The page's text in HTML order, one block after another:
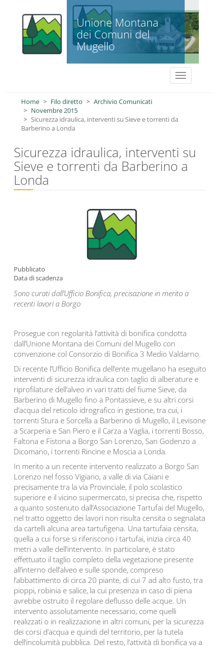
Salta al contenuto principale
Unione Montana
dei Comuni del
Mugello
Toggle
navigation
Home
Filo diretto
Archivio Comunicati
Novembre 2015
Sicurezza idraulica, interventi su Sieve e torrenti da
Barberino a Londa
Sicurezza idraulica, interventi su
Sieve e torrenti da Barberino a
Londa
Pubblicato
Data di scadenza
Sono curati dall’Ufficio Bonifica, precisazione in merito a
recenti lavori a Borgo
Prosegue con regolarità l’attività di bonifica condotta
dall’Unione Montana dei Comuni del Mugello con
convenzione col Consorzio di Bonifica 3 Medio Valdarno.
Di recente l’Ufficio Bonifica dell’ente mugellano ha eseguito
interventi di sicurezza idraulica con taglio di alberature e
riprofilature dell’alveo in vari tratti del fiume Sieve, da
Barberino di Mugello fino a Pontassieve, e su altri corsi
d’acqua del reticolo idrografico in gestione, tra cui, i
torrenti Stura e Sorcella a Barberino di Mugello, il Levisone
a Scarperia e San Piero e il Carza a Vaglia, i torrenti Bosso,
Faltona e Fistona a Borgo San Lorenzo, San Godenzo a
Dicomano, i torrenti Rincine e Moscia a Londa.
In merito a un recente intervento realizzato a Borgo San
Lorenzo nel fosso Vigiano, a valle di via Caiani e
precisamente tra la via Provinciale, il polo scolastico
superiore e il vicino supermercato, si precisa che, rispetto
a quanto sostenuto dall’Associazione Tartufai del Mugello,
nel tratto oggetto dei lavori non risulta censita o segnalata
da cartelli alcuna area tartufigena. Una tartufaia censita,
quella a cui forse si riferiscono i tartufai, inizia circa 40
metri a valle dell’intervento. In particolare, è stato
effettuato il taglio completo della vegetazione presente
all’interno dell’alveo e sulle sponde, compreso
l’abbattimento di circa 20 piante, di cui 7 ad alto fusto, tra
pioppi, robinia e salice, la cui presenza in caso di piena
avrebbe ostruito il regolare deflusso delle acque. Un
intervento assolutamente necessario, come quelli
realizzati o in realizzazione in altri comuni, per la sicurezza
dei corsi d’acqua e quindi del territorio, per la tutela
dell’incolumità pubblica. Del resto, l’attività di bonifica va a